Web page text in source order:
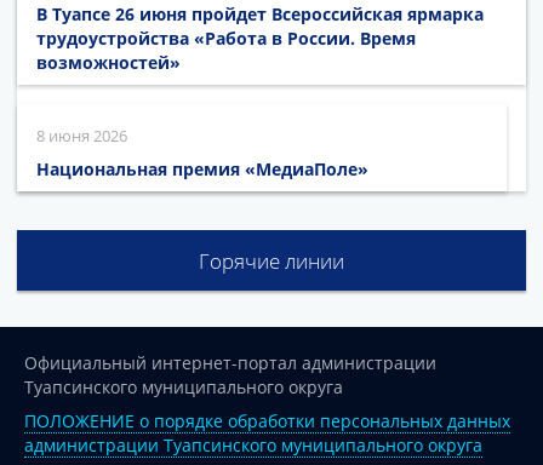
В Туапсе 26 июня пройдет Всероссийская ярмарка
трудоустройства «Работа в России. Время
возможностей»
8 июня 2026
Национальная премия «МедиаПоле»
Горячие линии
Официальный интернет-портал администрации
Туапсинского муниципального округа
ПОЛОЖЕНИЕ о порядке обработки персональных данных
администрации Туапсинского муниципального округа